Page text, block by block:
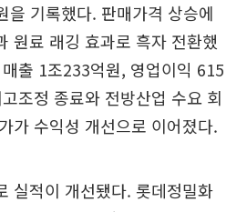
을 기록했다. 판매가격 상승에
원료 래깅 효과로 흑자 전환했
출 1조233억원, 영업이익 615
조정 종료와 전방산업 수요 회
가 수익성 개선으로 이어졌다.
실적이 개선됐다. 롯데정밀화